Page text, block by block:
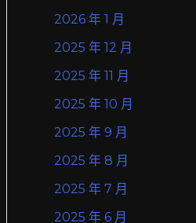
2026 年 1 月
2025 年 12 月
2025 年 11 月
2025 年 10 月
2025 年 9 月
2025 年 8 月
2025 年 7 月
2025 年 6 月